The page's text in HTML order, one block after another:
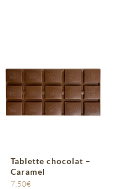
Tablette chocolat –
Caramel
7,50€